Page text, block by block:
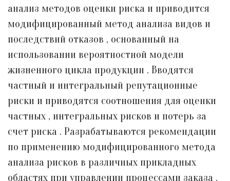
анализ методов оценки риска и приводится
модифицированный метод анализа видов и
последствий отказов , основанный на
использовании вероятностной модели
жизненного цикла продукции . Вводятся
частный и интегральный репутационные
риски и приводятся соотношения для оценки
частных , интегральных рисков и потерь за
счет риска . Разрабатываются рекомендации
по применению модифицированного метода
анализа рисков в различных прикладных
областях при управлении процессами заказа ,